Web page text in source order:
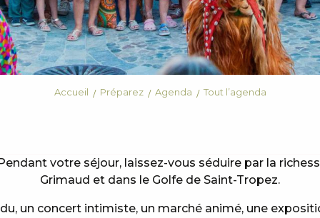
Accueil Préparez Agenda Tout l’agenda
votre séjour, laissez-vous séduire par la
Grimaud et dans le Golfe de Saint-Tropez.
un concert intimiste, un marché animé, une